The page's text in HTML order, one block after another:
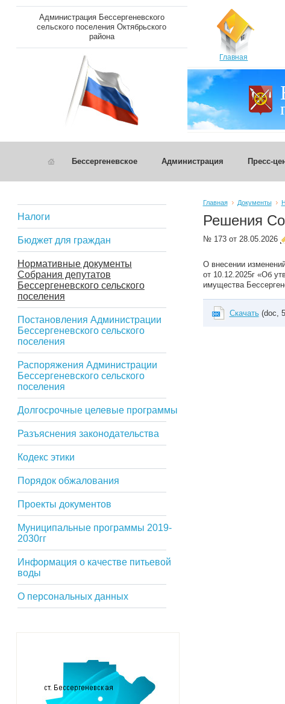
Администрация Бессергеневского
сельского поселения Октябрьского
района
Главная
Бессергеневское Администрация Пресс-
Налоги
Бюджет для граждан
Нормативные документы
Собрания депутатов
Бессергеневского сельского
поселения
Постановления Администрации
Бессергеневского сельского
поселения
Распоряжения Администрации
Бессергеневского сельского
поселения
Долгосрочные целевые программы
Разъяснения законодательства
Кодекс этики
Порядок обжалования
Проекты документов
Муниципальные программы 2019-
2030гг
Информация о качестве питьевой
воды
О персональных данных
Главная Документы
Решения
№ 173 от 28.05.2026
О внесении
от 10.12.2025г «Об
имущества
Скачать(doc,